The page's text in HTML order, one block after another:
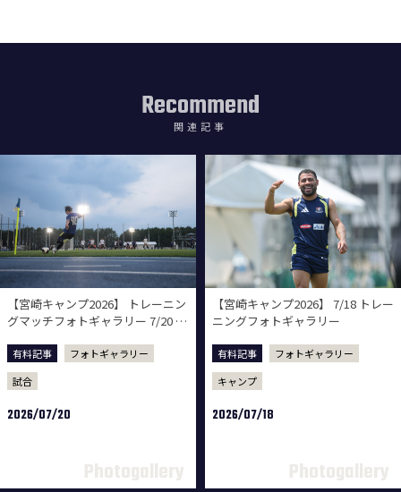
Recommend
関連記事
【宮崎キャンプ2026】 トレーニン
グマッチフォトギャラリー 7/20 vs
有料記事
フォトギャラリー
試合
2026/07/20
【宮崎キャンプ2026】 7/18 トレー
ニングフォトギャラリー
有料記事
フォトギャラリー
キャンプ
2026/07/18